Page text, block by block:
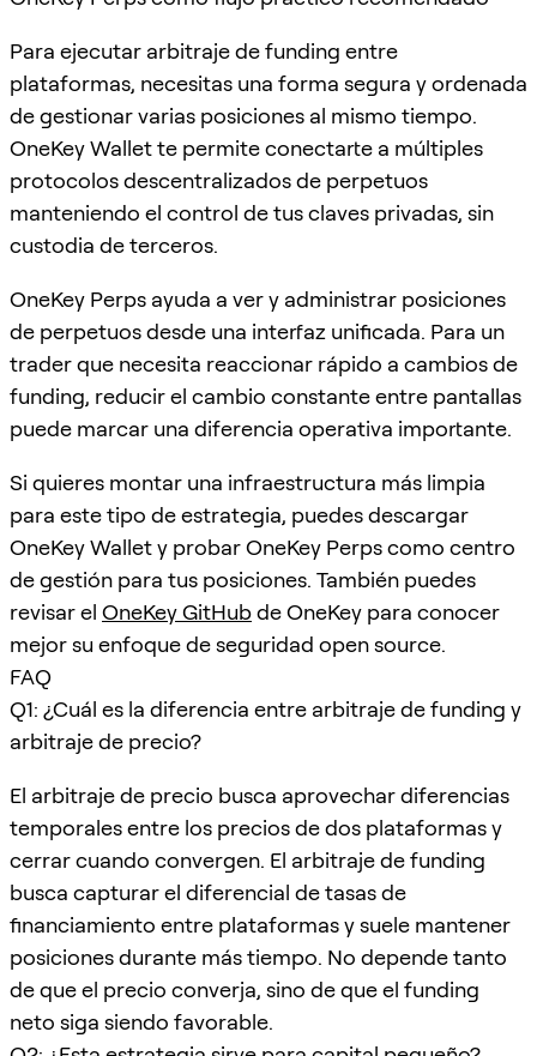
Para ejecutar arbitraje de funding entre
plataformas, necesitas una forma segura y ordenada
de gestionar varias posiciones al mismo tiempo.
OneKey Wallet te permite conectarte a múltiples
protocolos descentralizados de perpetuos
manteniendo el control de tus claves privadas, sin
custodia de terceros.
OneKey Perps ayuda a ver y administrar posiciones
de perpetuos desde una interfaz unificada. Para un
trader que necesita reaccionar rápido a cambios de
funding, reducir el cambio constante entre pantallas
puede marcar una diferencia operativa importante.
Si quieres montar una infraestructura más limpia
para este tipo de estrategia, puedes descargar
OneKey Wallet y probar OneKey Perps como centro
de gestión para tus posiciones. También puedes
revisar el OneKey GitHubde OneKey para conocer
mejor su enfoque de seguridad open source.
FAQ
Q1: ¿Cuál es la diferencia entre arbitraje de funding y
arbitraje de precio?
El arbitraje de precio busca aprovechar diferencias
temporales entre los precios de dos plataformas y
cerrar cuando convergen. El arbitraje de funding
busca capturar el diferencial de tasas de
financiamiento entre plataformas y suele mantener
posiciones durante más tiempo. No depende tanto
de que el precio converja, sino de que el funding
neto siga siendo favorable.